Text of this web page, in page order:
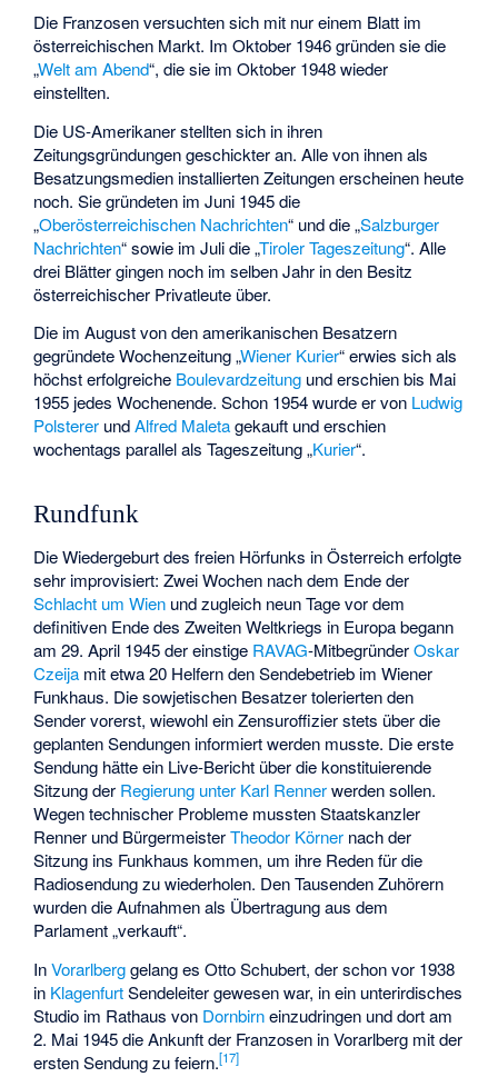
Die Franzosen versuchten sich mit nur einem Blatt im
österreichischen Markt. Im Oktober 1946 gründen sie die
„Welt am Abend“, die sie im Oktober 1948 wieder
einstellten.
Die US-Amerikaner stellten sich in ihren
Zeitungsgründungen geschickter an. Alle von ihnen als
Besatzungsmedien installierten Zeitungen erscheinen heute
noch. Sie gründeten im Juni 1945 die
„Oberösterreichischen Nachrichten“ und die „Salzburger
Nachrichten“ sowie im Juli die „Tiroler Tageszeitung“. Alle
drei Blätter gingen noch im selben Jahr in den Besitz
österreichischer Privatleute über.
Die im August von den amerikanischen Besatzern
gegründete Wochenzeitung „Wiener Kurier“ erwies sich als
höchst erfolgreiche Boulevardzeitung und erschien bis Mai
1955 jedes Wochenende. Schon 1954 wurde er von Ludwig
Polsterer undAlfred Maletagekauft und erschien
wochentags parallel als Tageszeitung „Kurier“.
Rundfunk
Die Wiedergeburt des freien Hörfunks in Österreich erfolgte
sehr improvisiert: Zwei Wochen nach dem Ende der
Schlacht um Wien und zugleich neun Tage vor dem
definitiven Ende des Zweiten Weltkriegs in Europa begann
am 29. April 1945 der einstige RAVAG-MitbegründerOskar
Czeija mit etwa 20 Helfern den Sendebetrieb im Wiener
Funkhaus. Die sowjetischen Besatzer tolerierten den
Sender vorerst, wiewohl ein Zensuroffizier stets über die
geplanten Sendungen informiert werden musste. Die erste
Sendung hätte ein Live-Bericht über die konstituierende
Sitzung der Regierung unter Karl Rennerwerden sollen.
Wegen technischer Probleme mussten Staatskanzler
Renner und BürgermeisterTheodor Körner nach der
Sitzung ins Funkhaus kommen, um ihre Reden für die
Radiosendung zu wiederholen. Den Tausenden Zuhörern
wurden die Aufnahmen als Übertragung aus dem
Parlament „verkauft“.
InVorarlberggelang es Otto Schubert, der schon vor 1938
in KlagenfurtSendeleiter gewesen war, in ein unterirdisches
Studio im Rathaus von Dornbirneinzudringen und dort am
2. Mai 1945 die Ankunft der Franzosen in Vorarlberg mit der
ersten Sendung zu feiern.[17]